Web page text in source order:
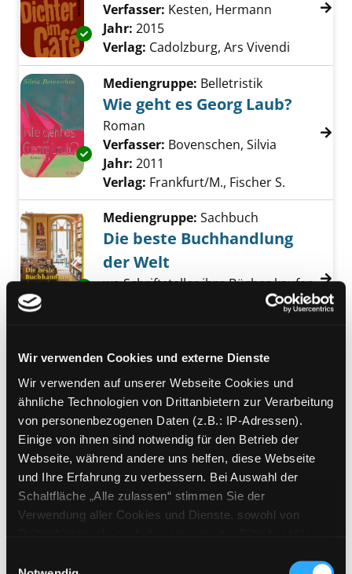
Wir verwenden Cookies und externe Dienste
Wir verwenden auf unserer Webseite Cookies und
ähnliche Technologien von Drittanbietern zur Verarbeitung
von personenbezogenen Daten (z.B.: IP-Adressen).
Einige von ihnen sind notwendig für den Betrieb der
Webseite, während andere uns helfen, diese Webseite
und Ihre Erfahrung zu verbessern. Bei Auswahl der
Schaltfläche „Alle zulassen“ stimmen Sie der
Verwendung aller Cookies und Dienste, sowohl von
Cookies von Drittanbietern, eine Verarbeitung in
Exemplar-Details von Dichter im Café
Verfasser: Kesten, Hermann Suche nach
Jahr: 2015
Verlag: Cadolzburg, Ars Vivendi
Exemplar-Details von Wie geht es Georg
Mediengruppe: Belletristik
Wie geht es Georg Laub?
Roman
Verfasser: Bovenschen, Silvia
Jahr: 2011
Verlag: Frankfurt/M., Fischer S.
Exemplar-Details von Die beste
Mediengruppe: Sachbuch
Die beste Buchhandlung
der Welt
wo Schriftsteller ihre Bücher kaufen
Suche nach diesem Verfasser
Exemplar-Details von Mein Usedom anzeigen
Mediengruppe: Belletristik
Mein Usedom
Abschied von Vineta
Verfasser:Kolbe, UweSuche nach
Jahr:2014
Verlag:Hamburg, Mare-Verl.
Mediengruppe:Kinderbuch